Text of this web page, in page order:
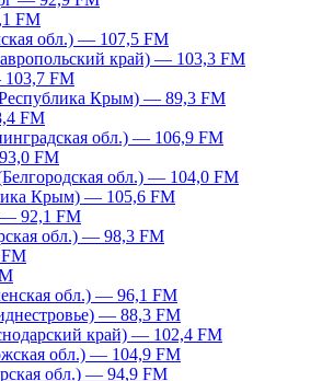
FM
обл.) — 107,5 FM
край) — 103,3 FM
FM
Крым) — 89,3 FM
FM
обл.) — 106,9 FM
FM
обл.) — 104,0 FM
Крым) — 105,6 FM
92,1 FM
обл.) — 98,3 FM
обл.) — 96,1 FM
— 88,3 FM
край) — 102,4 FM
обл.) — 104,9 FM
обл.) — 94,9 FM